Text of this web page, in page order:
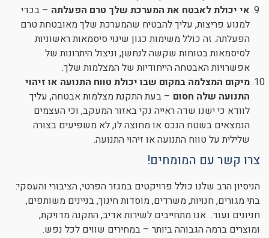
אי יכולת לאבטח את המערכת שלך טרם הפעלתה – בכדי
למנוע פריצות, עליך להבטיח שהמערכת שלך מאובטחת טרם
הפעלתה. זה כולל משימות כגון שינוי סיסמאות ראשוניות
לסיסמאות בטוחות שקשה לנחשן, וניצול היתרונות של
אפשרויות האבטחה הייחודיות של המצלמות שלך.
מיקום המצלמה במקום שבו יכולת טווח התנועה או זיהוי
התנועה שלה חסום – בעת התקנת מצלמות אבטחה, עליך
לוודא כי ישנו שדה ראייה נקי באזור המעקב, וכי העצמים
הנמצאים בשטח הנכס או מחוצה לו, לא משפיעים בצורה
שלילית על טווח התנועה או זיהוי התנועה.
צרו קשר עם המומחים!
הניסיון הרב שלנו כולל פרויקטים במגזר הפרטי, הציבורי והעסקי:
בתי מגורים, חנויות, משרדים, מוסדות חינוך, בניינים משותפים,
חניונים ועוד. אנו מתחייבים לשירות אדיב, התקנה מדויקת,
ומוצרים ברמה הגבוהה ביותר – במחירים שווים לכל נפש.